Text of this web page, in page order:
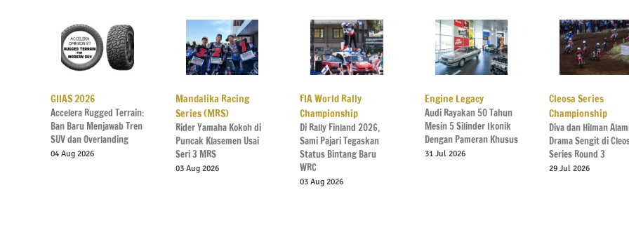
GIIAS 2026
Accelera Rugged Terrain:
Ban Baru Menjawab Tren
SUV dan Overlanding
04 Aug 2026
Mandalika Racing
Series (MRS)
Rider Yamaha Kokoh di
Puncak Klasemen Usai
Seri 3 MRS
03 Aug 2026
FIA World Rally
Championship
Di Rally Finland 2026,
Sami Pajari Tegaskan
Status Bintang Baru
WRC
03 Aug 2026
Engine Legacy
Audi Rayakan 50 Tahun
Mesin 5 Silinder Ikonik
Dengan Pameran Khusus
31 Jul 2026
Cleosa Series
Championship
Diva dan Hilman
Drama Sengit di
Series Round 3
29 Jul 2026